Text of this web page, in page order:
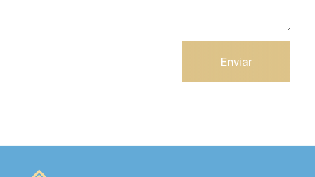
Enviar